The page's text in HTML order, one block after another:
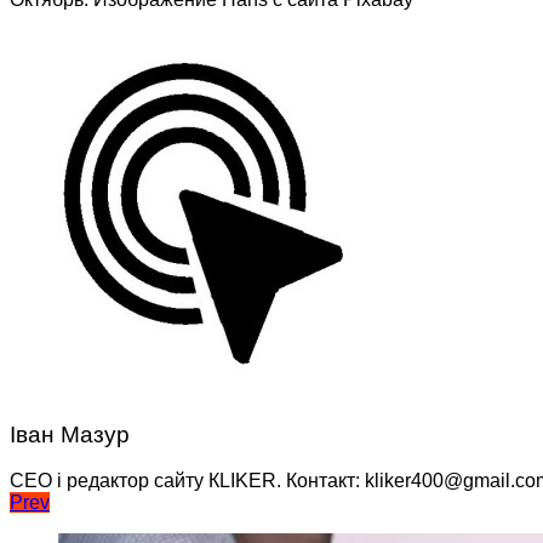
Іван Мазур
CEO і редактор сайту КLIKER. Контакт:
Навігація
Prev